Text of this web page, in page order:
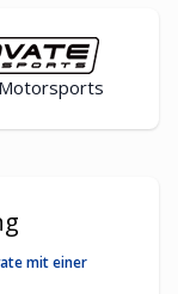
mit einer